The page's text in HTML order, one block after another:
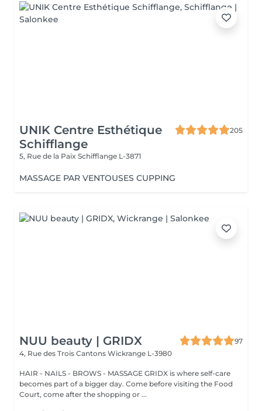
UNIK Centre Esthétique
Schifflange
205
5, Rue de la Paix Schifflange L-3871
MASSAGE PAR VENTOUSES CUPPING
NUU beauty | GRIDX
97
4, Rue des Trois Cantons Wickrange L-3980
HAIR - NAILS - BROWS - MASSAGE GRIDX is where self-care
becomes part of a bigger day. Come before visiting the Food
Court, come after the shopping or ...